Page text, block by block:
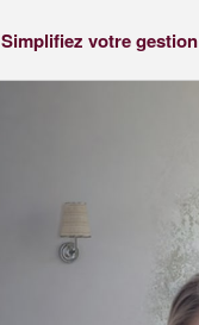
Simplifiez votre gestion